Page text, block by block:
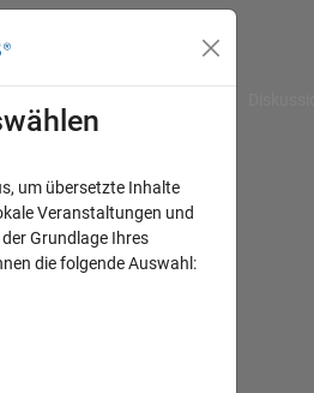
um übersetzte Inhalte
Veranstaltungen und
Grundlage Ihres
die folgende Auswahl: